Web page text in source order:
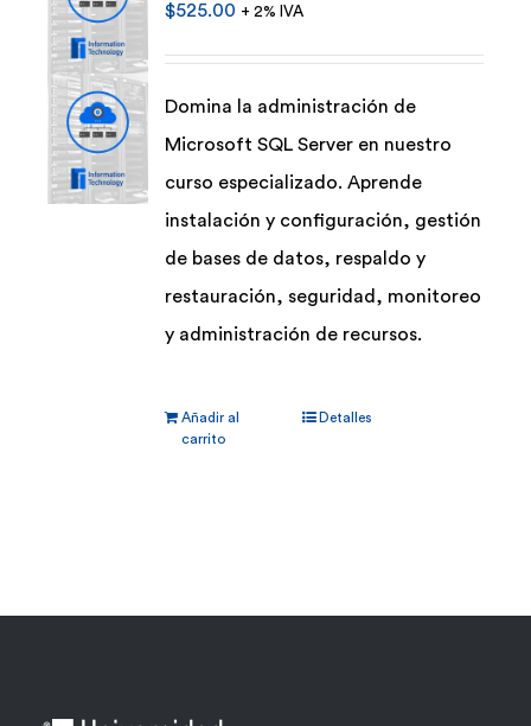
$525.00 + 2% IVA
Domina la administración de
Microsoft SQL Server en nuestro
curso especializado. Aprende
instalación y configuración, gestión
de bases de datos, respaldo y
restauración, seguridad, monitoreo
y administración de recursos.
Añadir al
carrito
Detalles